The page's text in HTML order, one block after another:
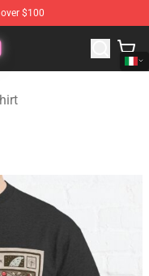
$100
Merchandise Shop